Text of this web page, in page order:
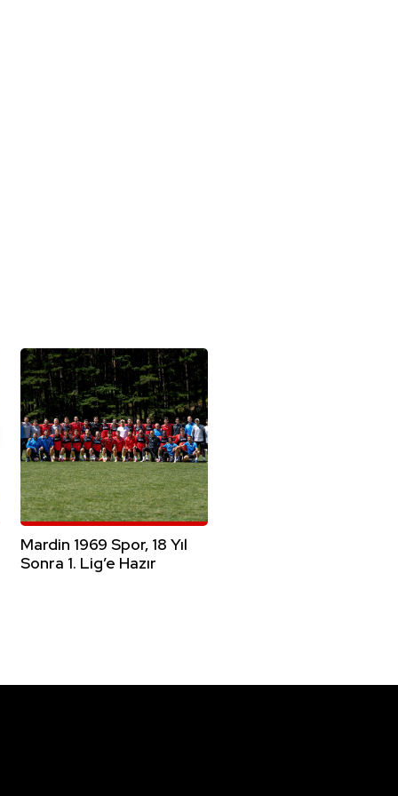
Mardin 1969 Spor, 18 Yıl
Sonra 1. Lig’e Hazır